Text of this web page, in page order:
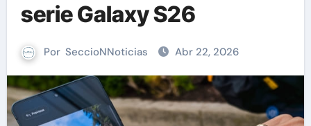
serie Galaxy S26
Por SeccioNNoticias Abr 22, 2026